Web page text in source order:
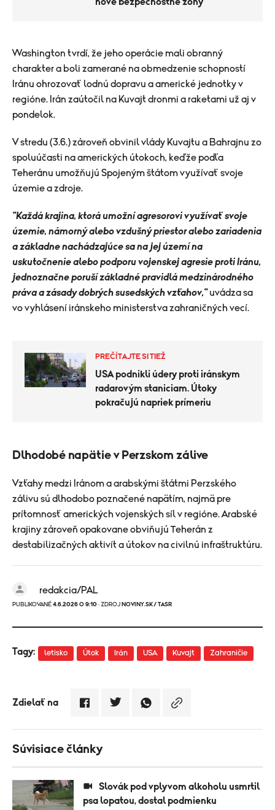
Washington tvrdí, že jeho operácie mali obranný
charakter a boli zamerané na obmedzenie schopností
Iránu ohrozovať lodnú dopravu a americké jednotky v
regióne. Irán zaútočil na Kuvajt dronmi a raketami už aj v
pondelok.
V stredu (3.6.) zároveň obvinil vlády Kuvajtu a Bahrajnu zo
spoluúčasti na amerických útokoch, keďže podľa
Teheránu umožňujú Spojeným štátom využívať svoje
územie a zdroje.
"Každá krajina, ktorá umožní agresorovi využívať svoje
územie, námorný alebo vzdušný priestor alebo zariadenia
a základne nachádzajúce sa na jej území na
uskutočnenie alebo podporu vojenskej agresie proti Iránu,
jednoznačne poruší základné pravidlá medzinárodného
práva a zásady dobrých susedských vzťahov,"uvádza sa
vo vyhlásení iránskeho ministerstva zahraničných vecí.
PREČÍTAJTE SI TIEŽ
USA podnikli údery proti iránskym
radarovým staniciam. Útoky
pokračujú napriek prímeriu
Dlhodobé napätie v Perzskom zálive
Vzťahy medzi Iránom a arabskými štátmi Perzského
zálivu sú dlhodobo poznačené napätím, najmä pre
prítomnosť amerických vojenských síl v regióne. Arabské
krajiny zároveň opakovane obviňujú Teherán z
destabilizačných aktivít a útokov na civilnú infraštruktúru.
redakcia/PAL
PUBLIKOVANÉ 4.6.2026 O 9:10 · ZDROJ NOVINY.SK/ TASR
Tagy: letisko Útok Irán USA Kuvajt Zahraničie
Zdielať na
Súvisiace články
psa lopatou, dostal podmienku